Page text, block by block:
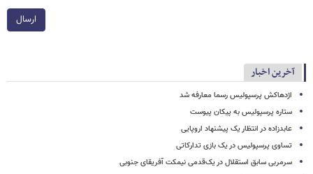
ارسال
آخرین اخبار
اژدهاکش پرسپولیس رسما معارفه شد
ستاره پرسپولیس به پیکان پیوست
عابدزاده در انتظار یک پیشنهاد اروپایی
تساوی پرسپولیس در یک بازی تدارکاتی
سرمربی سابق استقلال در یک‌قدمی نیمکت آفریقای جنوبی